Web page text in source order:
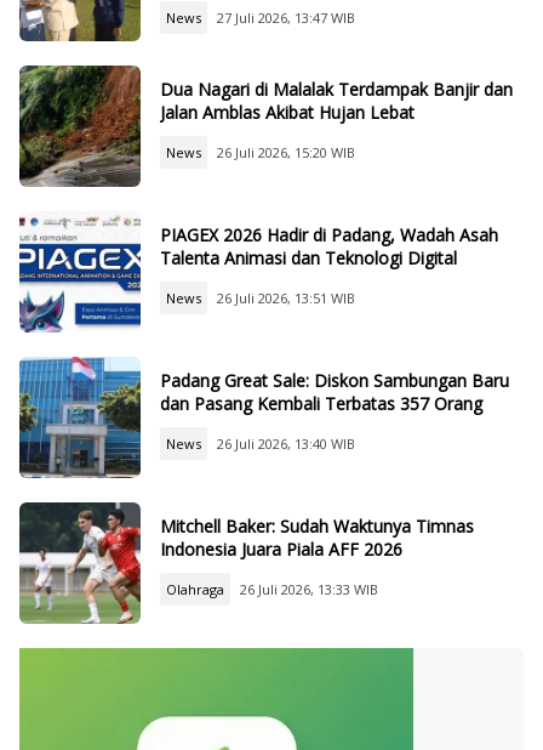
News 27 Juli 2026, 13:47 WIB
Dua Nagari di Malalak Terdampak Banjir dan
Jalan Amblas Akibat Hujan Lebat
News 26 Juli 2026, 15:20 WIB
PIAGEX 2026 Hadir di Padang, Wadah Asah
Talenta Animasi dan Teknologi Digital
News 26 Juli 2026, 13:51 WIB
Padang Great Sale: Diskon Sambungan Baru
dan Pasang Kembali Terbatas 357 Orang
News 26 Juli 2026, 13:40 WIB
Mitchell Baker: Sudah Waktunya Timnas
Indonesia Juara Piala AFF 2026
Olahraga 26 Juli 2026, 13:33 WIB